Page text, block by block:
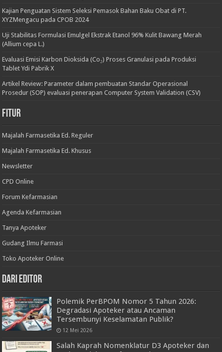
Kajian Penguatan Sistem Seleksi Pemasok Bahan Baku Obat di PT.
XYZMengacu pada CPOB 2024
Uji Stabilitas Formulasi Emulgel Ekstrak Etanol 96% Kulit Bawang Merah
(Allium cepa L.)
Evaluasi Emisi Karbon Dioksida (Co₂) Proses Granulasi pada Produksi
Tablet Ydi Pabrik X
Artikel Review: Parameter dalam pembuatan Standar Operasional
Prosedur (SOP) evaluasi penerapan Computer System Validation (CSV)
Fitur
Majalah Farmasetika Ed. Reguler
Majalah Farmasetika Ed. Khusus
Newsletter
CPD Online
Forum Kefarmasian
Agenda Kefarmasian
Tanya Apoteker
Gudang Ilmu Farmasi
Toko Apoteker Online
Dari Editor
Polemik PerBPOM Nomor 5 Tahun 2026:
Degradasi Apoteker atau Ancaman
Tersembunyi Keselamatan Publik?
12 Mei 2026
Salah Kaprah Nomenklatur D3 Apoteker dan